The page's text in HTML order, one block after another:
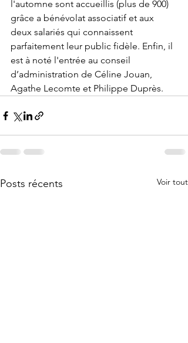
l'automne sont accueillis (plus de 900)
grâce a bénévolat associatif et aux
deux salariés qui connaissent
parfaitement leur public fidèle. Enfin, il
est à noté l'entrée au conseil
d’administration de Céline Jouan,
Agathe Lecomte et Philippe Duprès.
Posts récents Voir tout